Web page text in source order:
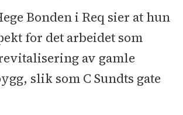
AF Decom
Alu-
Aluconsult
Beslag: Vidar
Ny-hus
Byggmesterforretning
Fløysand Tak
Bonden i Req sier at hun
for det arbeidet som
av gamle
slik som C Sundts gate